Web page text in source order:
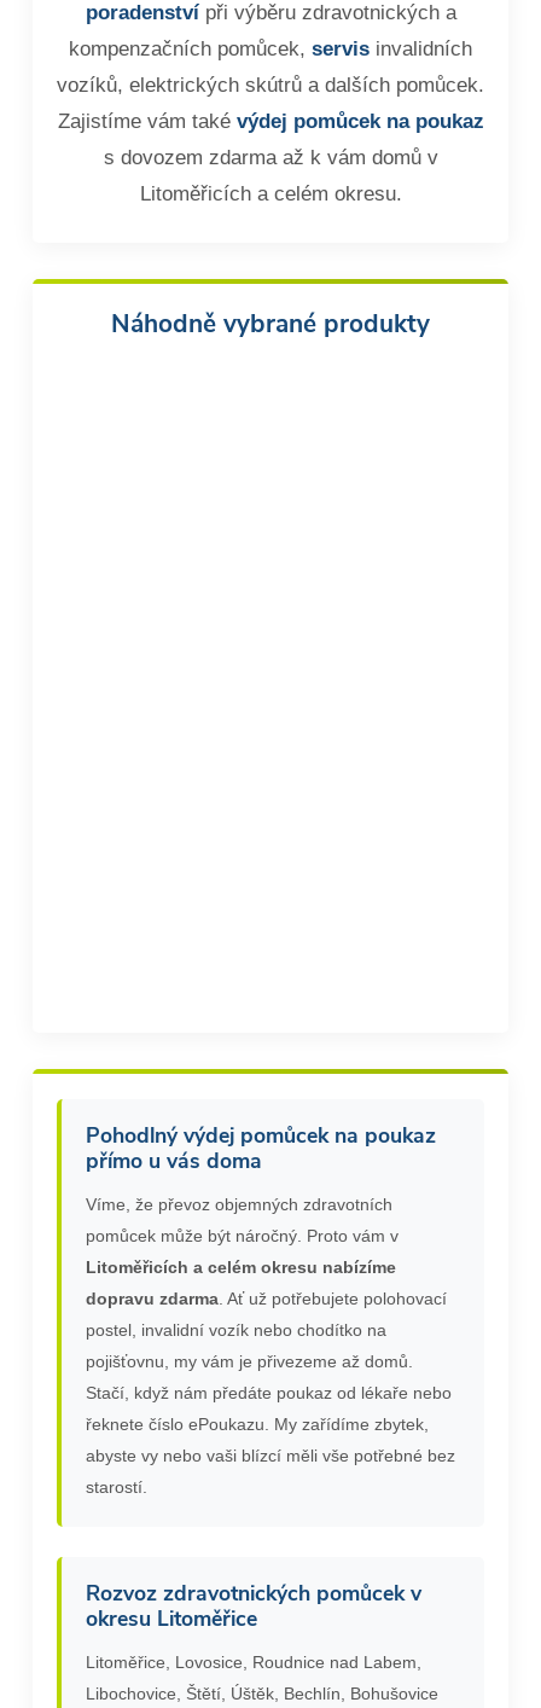
poradenstvípři výběru zdravotnických a
kompenzačních pomůcek, servis invalidních
vozíků, elektrických skútrů a dalších pomůcek.
Zajistíme vám také výdej pomůcek na poukaz
s dovozem zdarma až k vám domů v
Litoměřicích a celém okresu.
Náhodně vybrané produkty
Pohodlný výdej pomůcek na poukaz
přímo u vás doma
Víme, že převoz objemných zdravotních
pomůcek může být náročný. Proto vám v
Litoměřicích a celém okresu nabízíme
dopravu zdarma . Ať už potřebujete polohovací
postel, invalidní vozík nebo chodítko na
pojišťovnu, my vám je přivezeme až domů.
Stačí, když nám předáte poukaz od lékaře nebo
řeknete číslo ePoukazu. My zařídíme zbytek,
abyste vy nebo vaši blízcí měli vše potřebné bez
starostí.
Rozvoz zdravotnických pomůcek v
okresu Litoměřice
Litoměřice, Lovosice, Roudnice nad Labem,
Libochovice, Štětí, Úštěk, Bechlín, Bohušovice